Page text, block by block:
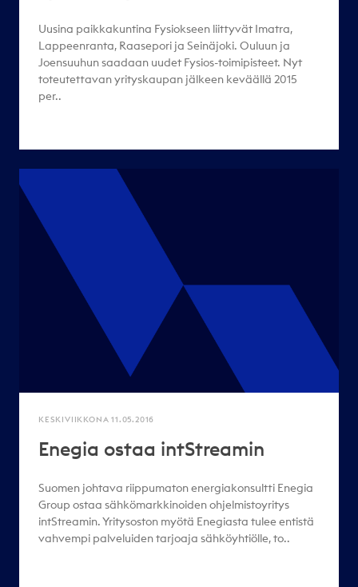
Uusina paikkakuntina Fysiokseen liittyvät Imatra,
Lappeenranta, Raasepori ja Seinäjoki. Ouluun ja
Joensuuhun saadaan uudet Fysios-toimipisteet. Nyt
toteutettavan yrityskaupan jälkeen keväällä 2015
per..
KESKIVIIKKONA 11.05.2016
Enegia ostaa intStreamin
Suomen johtava riippumaton energiakonsultti Enegia
Group ostaa sähkömarkkinoiden ohjelmistoyritys
intStreamin. Yritysoston myötä Enegiasta tulee entistä
vahvempi palveluiden tarjoaja sähköyhtiölle, to..